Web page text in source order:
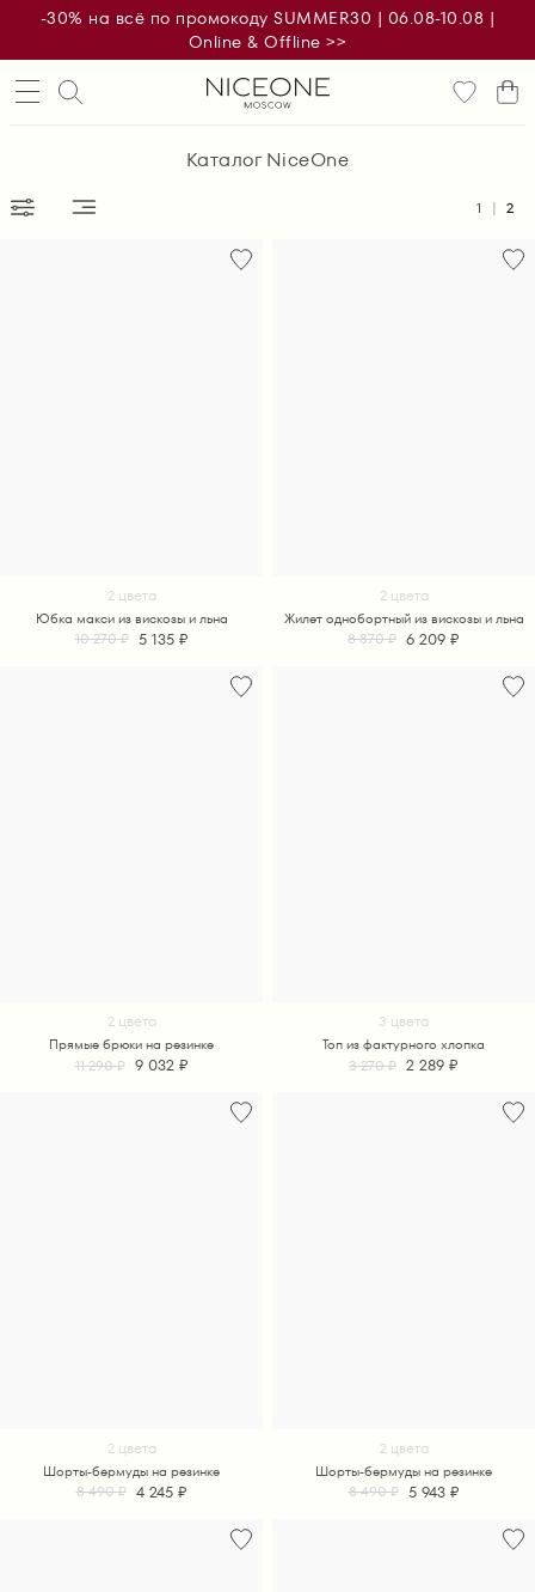
-30% на всё по промокоду SUMMER30 | 06.08-10.08 |
Online & Offline >>
Каталог NiceOne
1 2
2 цвета
Юбка макси из вискозы и льна
10 270 ₽ 5 135 ₽
2 цвета
Жилет однобортный из вискозы и льна
8 870 ₽ 6 209 ₽
2 цвета
Прямые брюки на резинке
11 290 ₽ 9 032 ₽
3 цвета
Топ из фактурного хлопка
3 270 ₽ 2 289 ₽
2 цвета
Шорты-бермуды на резинке
8 490 ₽ 4 245 ₽
2 цвета
Шорты-бермуды на резинке
8 490 ₽ 5 943 ₽